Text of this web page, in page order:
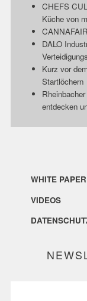
CHEFS
Küche von
DALO
Kurz vor
Startlöchern
entdecken
WHITE PAPER
VIDEOS